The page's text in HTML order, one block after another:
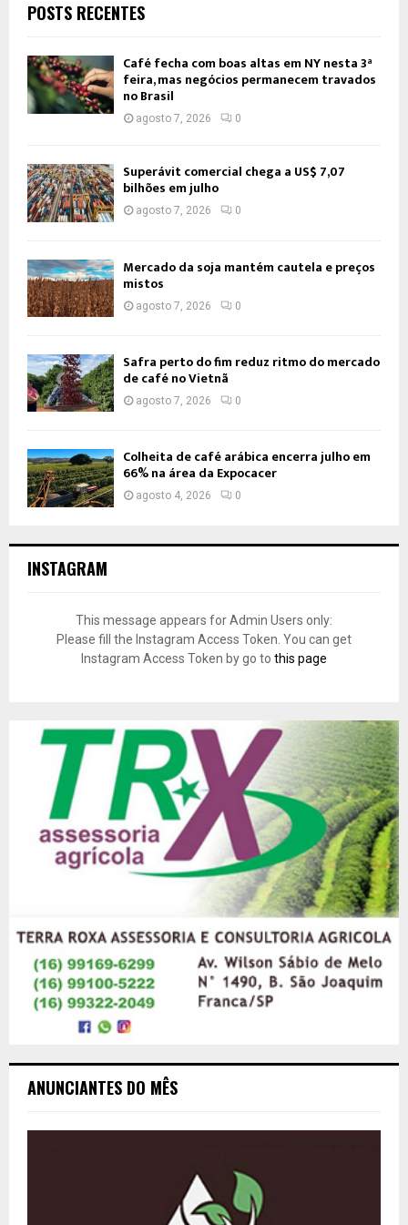
POSTS RECENTES
Café fecha com boas altas em NY nesta 3ª
feira, mas negócios permanecem travados
no Brasil
agosto 7, 2026 0
Superávit comercial chega a US$ 7,07
bilhões em julho
agosto 7, 2026 0
Mercado da soja mantém cautela e preços
mistos
agosto 7, 2026 0
Safra perto do fim reduz ritmo do mercado
de café no Vietnã
agosto 7, 2026 0
Colheita de café arábica encerra julho em
66% na área da Expocacer
agosto 4, 2026 0
INSTAGRAM
This message appears for Admin Users only:
Please fill the Instagram Access Token. You can get
Instagram Access Token by go to this page
ANUNCIANTES DO MÊS